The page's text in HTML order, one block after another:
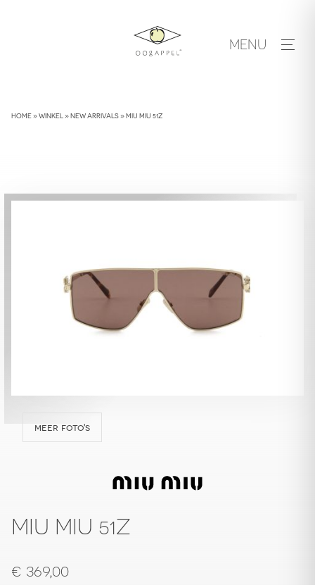
MENU
HOME»WINKEL »NEW ARRIVALS»MIU MIU 51Z
meer foto's
MIU MIU 51Z
€ 369,00